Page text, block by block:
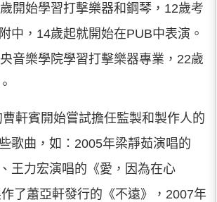
開始學習打擊樂器和鋼琴，12歲考
中，14歲起就開始在PUB中表演。
音樂學院學習打擊樂器專業，22歲
軒賓開始嘗試擔任監製和製作人的
歌曲，如：2005年梁靜茹演唱的
王力宏演唱的《愛，因為在心
了蕭亞軒發行的《不遠》，2007年